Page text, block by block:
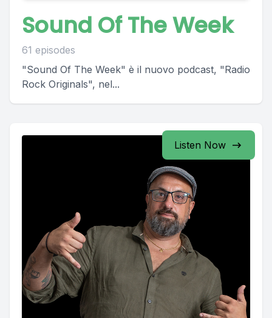
Sound Of The Week
61 episodes
"Sound Of The Week" è il nuovo podcast, "Radio
Rock Originals", nel...
Listen Now